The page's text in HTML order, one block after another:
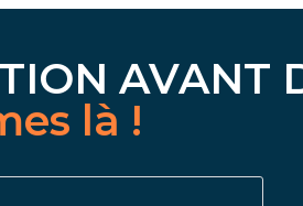
AVANT
là !